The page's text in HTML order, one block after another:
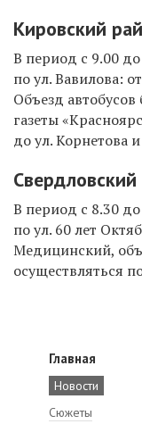
Кировский
В период с 9.00
по ул. Вавилова:
Объезд
газеты
до ул. Корнетова
В период с 8.30
по ул. 60 лет
Медицинский,
осуществляться
Главная
Новости
Сюжеты